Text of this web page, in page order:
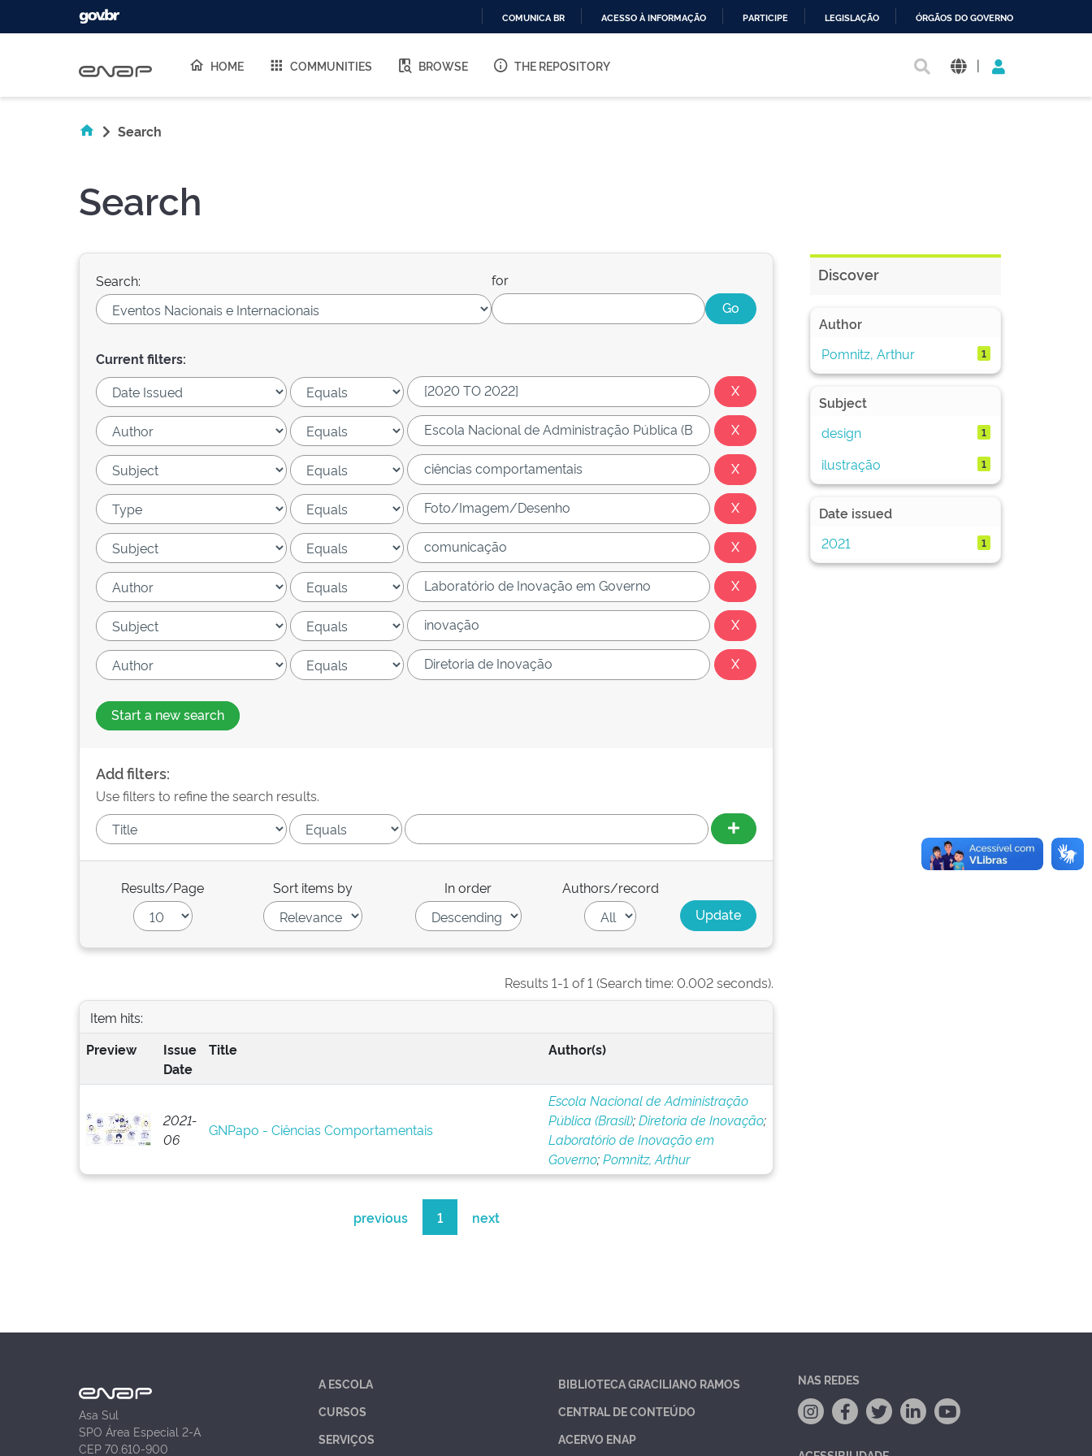
O
COMUNICA BR ACESSO À INFORMAÇÃO PARTICIPE LEGISLAÇÃO ÓRGÃOS DO GOVERNO
HOME COMMUNITIES BROWSE THE REPOSITORY |
Search
Search
Search: for
Current filters:
Start a new search
Add filters:
Use filters to refine the search results.
Results/Page Sort items by In order Authors/record
Results 1-1 of 1 (Search time: 0.002 seconds).
Item hits:
Preview
Issue
Date
Title Author(s)
2021-
06
GNPapo - Ciências Comportamentais
Escola Nacional de Administração
Pública (Brasil);Diretoria de Inovação;
Laboratório de Inovação em
Governo;Pomnitz, Arthur
previous 1 next
Discover
Author
Pomnitz, Arthur
1
Subject
design
1
ilustração 1
Date issued
2021
1
Asa Sul
SPO Área Especial 2-A
CEP 70.610-900
A ESCOLA
CURSOS
SERVIÇOS
BIBLIOTECA GRACILIANO RAMOS
CENTRAL DE CONTEÚDO
ACERVO ENAP
NAS REDES